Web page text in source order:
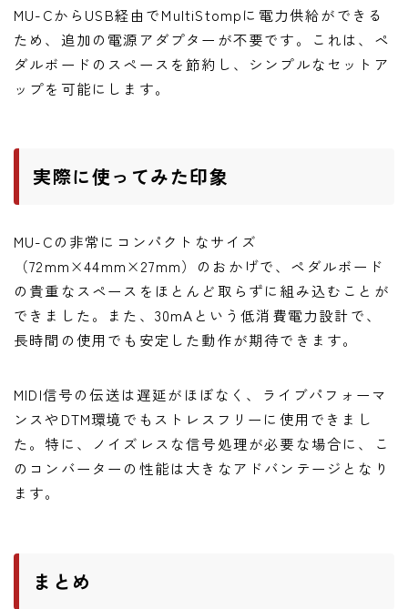
MU-CからUSB経由でMultiStompに電力供給ができる
ため、追加の電源アダプターが不要です。これは、ペ
ダルボードのスペースを節約し、シンプルなセットア
ップを可能にします。
実際に使ってみた印象
MU-Cの非常にコンパクトなサイズ
（72mm×44mm×27mm）のおかげで、ペダルボード
の貴重なスペースをほとんど取らずに組み込むことが
できました。また、30mAという低消費電力設計で、
長時間の使用でも安定した動作が期待できます。
MIDI信号の伝送は遅延がほぼなく、ライブパフォーマ
ンスやDTM環境でもストレスフリーに使用できまし
た。特に、ノイズレスな信号処理が必要な場合に、こ
のコンバーターの性能は大きなアドバンテージとなり
ます。
まとめ